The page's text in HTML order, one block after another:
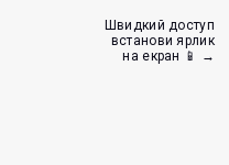
Швидкий доступ
встанови ярлик
на екран 📱 →